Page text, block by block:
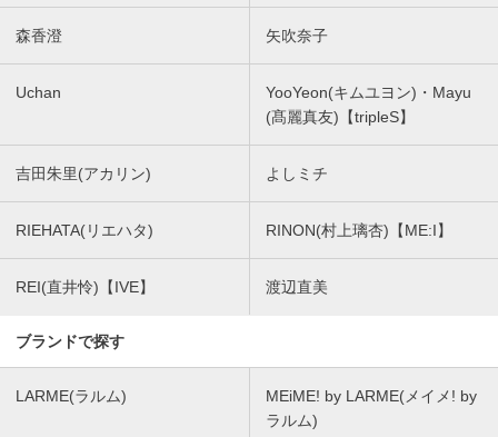
森香澄 矢吹奈子
Uchan
YooYeon(キムユヨン)・Mayu
(髙麗真友)【tripleS】
吉田朱里(アカリン) よしミチ
RIEHATA(リエハタ) RINON(村上璃杏)【ME:I】
REI(直井怜)【IVE】 渡辺直美
ブランドで探す
LARME(ラルム)
MEiME! by LARME(メイメ! by
ラルム)